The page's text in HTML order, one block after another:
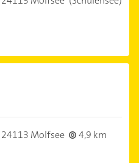
24113 Molfsee
4,9 km